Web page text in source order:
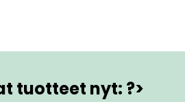
tuotteet nyt: ?>